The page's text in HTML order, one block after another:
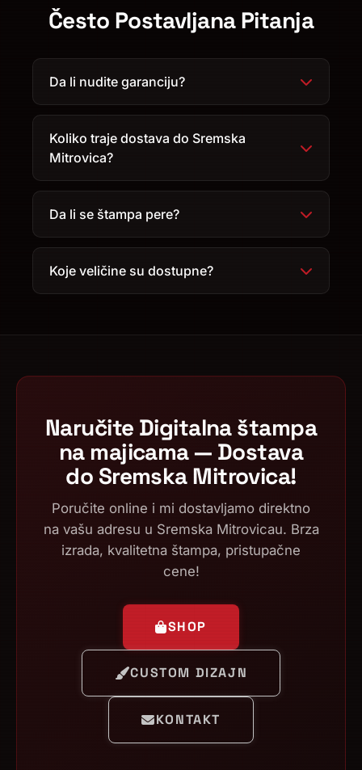
Često Postavljana Pitanja
Da li nudite garanciju?
Koliko traje dostava do Sremska
Mitrovica?
Da li se štampa pere?
Koje veličine su dostupne?
Naručite Digitalna štampa
na majicama — Dostava
do Sremska Mitrovica!
Poručite online i mi dostavljamo direktno
na vašu adresu u Sremska Mitrovicau. Brza
izrada, kvalitetna štampa, pristupačne
cene!
SHOP
CUSTOM DIZAJN
KONTAKT